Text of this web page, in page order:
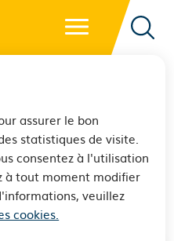
assurer le bon
statistiques de visite.
consentez à l'utilisation
à tout moment modifier
veuillez
cookies.
- Retour à l'accueil